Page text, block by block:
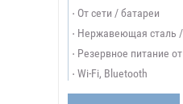
От сети / батареи
Нержавеющая сталь /
Резервное питание
Wi-Fi, Bluetooth